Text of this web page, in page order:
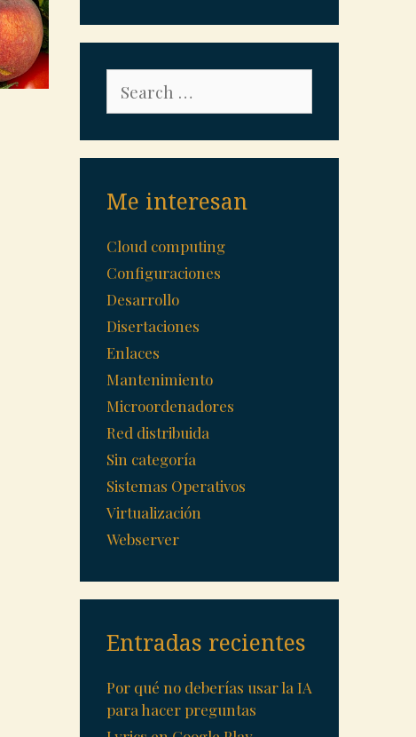
for:
Me interesan
Cloud computing
Configuraciones
Desarrollo
Disertaciones
Enlaces
Mantenimiento
Microordenadores
Red distribuida
Sin categoría
Sistemas Operativos
Virtualización
Webserver
Entradas recientes
Por qué no deberías usar la IA
para hacer preguntas